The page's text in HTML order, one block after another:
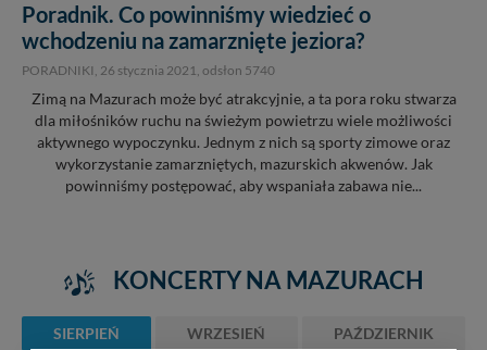
Poradnik. Co powinniśmy wiedzieć o
wchodzeniu na zamarznięte jeziora?
PORADNIKI, 26 stycznia 2021, odsłon 5740
Zimą na Mazurach może być atrakcyjnie, a ta pora roku stwarza
dla miłośników ruchu na świeżym powietrzu wiele możliwości
aktywnego wypoczynku. Jednym z nich są sporty zimowe oraz
wykorzystanie zamarzniętych, mazurskich akwenów. Jak
powinniśmy postępować, aby wspaniała zabawa nie...
KONCERTY NA MAZURACH
SIERPIEŃ WRZESIEŃ PAŹDZIERNIK